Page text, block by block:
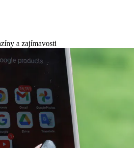
a zajímavosti